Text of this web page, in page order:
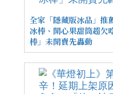
全家「隱藏版冰品」
冰棒、開心果甜筒超欠
棒」未開賣先轟動